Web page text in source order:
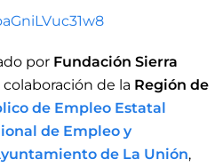
por Fundación Sierra
de la Región de
de Empleo Estatal
de Empleo y
de La Unión,